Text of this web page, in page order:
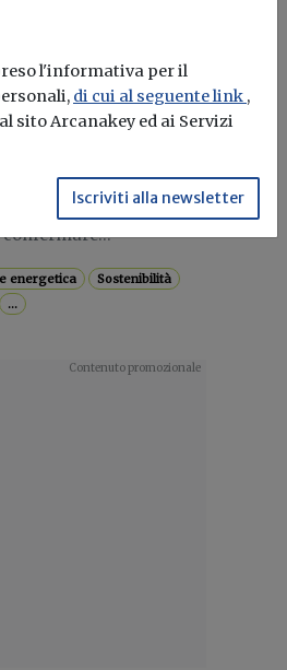
5.0, al via le
per accedere
presentato la comunicazione
energetica
Sostenibilità
...
l'informativa per il
di cui al seguente link ,
sito Arcanakey ed ai Servizi
Iscriviti alla newsletter